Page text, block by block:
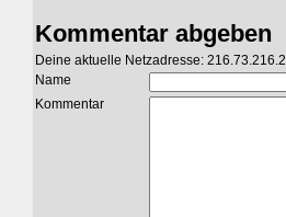
Kommentar abgeben
Deine aktuelle Netzadresse:
Name
Kommentar